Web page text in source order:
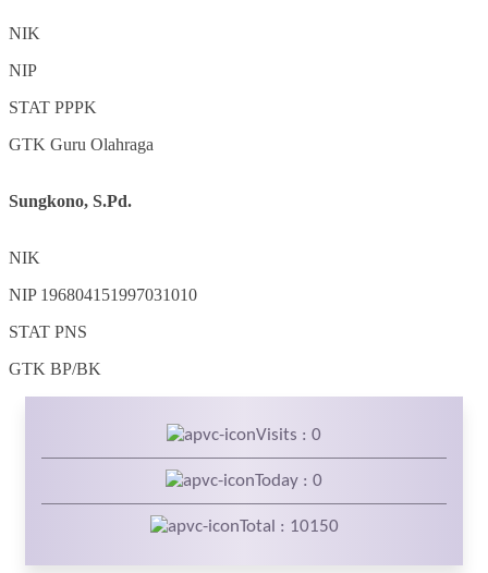
NIK
NIP
STAT PPPK
GTK Guru Olahraga
Sungkono, S.Pd.
NIK
NIP 196804151997031010
STAT PNS
GTK BP/BK
Visits : 0
Today : 0
Total : 10150